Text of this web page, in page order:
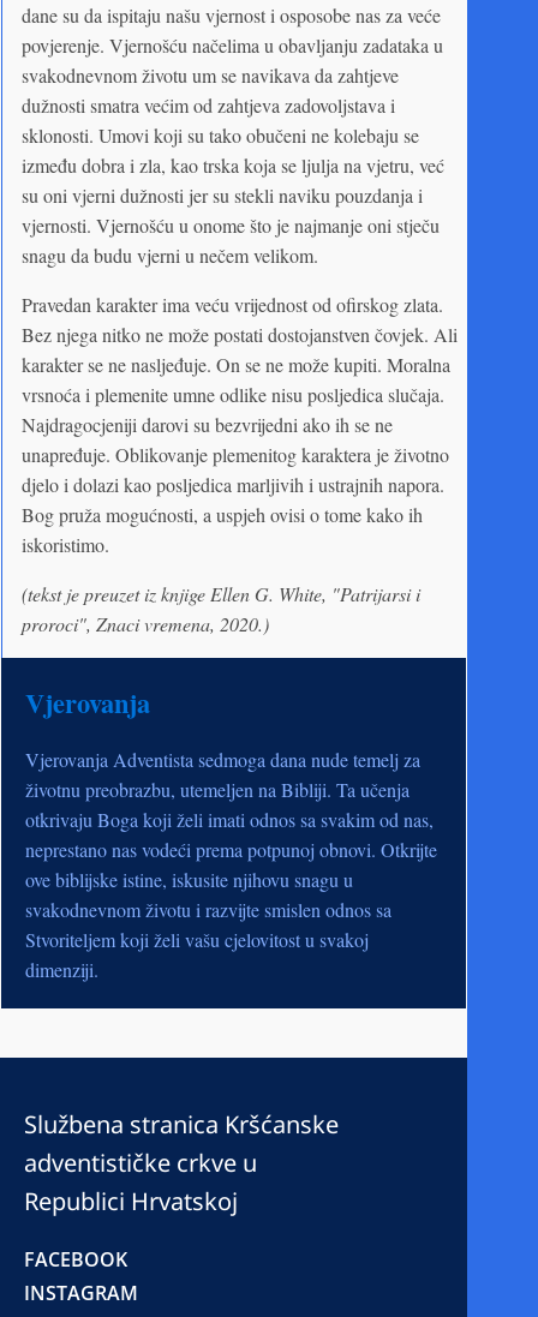
dane su da ispitaju našu vjernost i osposobe nas za veće
povjerenje. Vjernošću načelima u obavljanju zadataka u
svakodnevnom životu um se navikava da zahtjeve
dužnosti smatra većim od zahtjeva zadovoljstava i
sklonosti. Umovi koji su tako obučeni ne kolebaju se
između dobra i zla, kao trska koja se ljulja na vjetru, već
su oni vjerni dužnosti jer su stekli naviku pouzdanja i
vjernosti. Vjernošću u onome što je najmanje oni stječu
snagu da budu vjerni u nečem velikom.
Pravedan karakter ima veću vrijednost od ofirskog zlata.
Bez njega nitko ne može postati dostojanstven čovjek. Ali
karakter se ne nasljeđuje. On se ne može kupiti. Moralna
vrsnoća i plemenite umne odlike nisu posljedica slučaja.
Najdragocjeniji darovi su bezvrijedni ako ih se ne
unapređuje. Oblikovanje plemenitog karaktera je životno
djelo i dolazi kao posljedica marljivih i ustrajnih napora.
Bog pruža mogućnosti, a uspjeh ovisi o tome kako ih
iskoristimo.
(tekst je preuzet iz knjige Ellen G. White, "Patrijarsi i
proroci", Znaci vremena, 2020.)
Vjerovanja
Vjerovanja Adventista sedmoga dana nude temelj za
životnu preobrazbu, utemeljen na Bibliji. Ta učenja
otkrivaju Boga koji želi imati odnos sa svakim od nas,
neprestano nas vodeći prema potpunoj obnovi. Otkrijte
ove biblijske istine, iskusite njihovu snagu u
svakodnevnom životu i razvijte smislen odnos sa
Stvoriteljem koji želi vašu cjelovitost u svakoj
dimenziji.
Službena stranica Kršćanske
adventističke crkve u
Republici Hrvatskoj
FACEBOOK
INSTAGRAM